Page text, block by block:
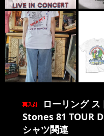
ローリング
Stones 81 TOUR
シャツ関連